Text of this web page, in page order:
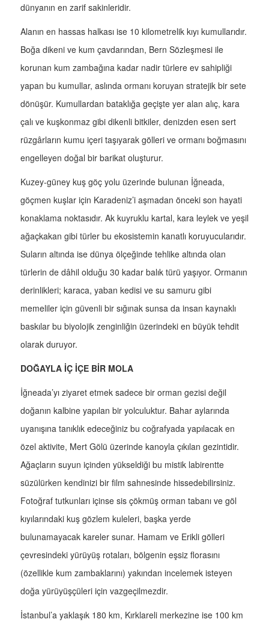
dünyanın en zarif sakinleridir.
Alanın en hassas halkası ise 10 kilometrelik kıyı kumullarıdır.
Boğa dikeni ve kum çavdarından, Bern Sözleşmesi ile
korunan kum zambağına kadar nadir türlere ev sahipliği
yapan bu kumullar, aslında ormanı koruyan stratejik bir sete
dönüşür. Kumullardan bataklığa geçişte yer alan alıç, kara
çalı ve kuşkonmaz gibi dikenli bitkiler, denizden esen sert
rüzgârların kumu içeri taşıyarak gölleri ve ormanı boğmasını
engelleyen doğal bir barikat oluşturur.
Kuzey-güney kuş göç yolu üzerinde bulunan İğneada,
göçmen kuşlar için Karadeniz’i aşmadan önceki son hayati
konaklama noktasıdır. Ak kuyruklu kartal, kara leylek ve yeşil
ağaçkakan gibi türler bu ekosistemin kanatlı koruyucularıdır.
Suların altında ise dünya ölçeğinde tehlike altında olan
türlerin de dâhil olduğu 30 kadar balık türü yaşıyor. Ormanın
derinlikleri; karaca, yaban kedisi ve su samuru gibi
memeliler için güvenli bir sığınak sunsa da insan kaynaklı
baskılar bu biyolojik zenginliğin üzerindeki en büyük tehdit
olarak duruyor.
DOĞAYLA İÇ İÇE BİR MOLA
İğneada’yı ziyaret etmek sadece bir orman gezisi değil
doğanın kalbine yapılan bir yolculuktur. Bahar aylarında
uyanışına tanıklık edeceğiniz bu coğrafyada yapılacak en
özel aktivite, Mert Gölü üzerinde kanoyla çıkılan gezintidir.
Ağaçların suyun içinden yükseldiği bu mistik labirentte
süzülürken kendinizi bir film sahnesinde hissedebilirsiniz.
Fotoğraf tutkunları içinse sis çökmüş orman tabanı ve göl
kıyılarındaki kuş gözlem kuleleri, başka yerde
bulunamayacak kareler sunar. Hamam ve Erikli gölleri
çevresindeki yürüyüş rotaları, bölgenin eşsiz florasını
(özellikle kum zambaklarını) yakından incelemek isteyen
doğa yürüyüşçüleri için vazgeçilmezdir.
İstanbul’a yaklaşık 180 km, Kırklareli merkezine ise 100 km